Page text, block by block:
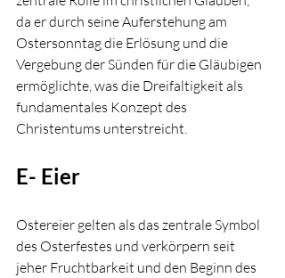
da er durch seine Auferstehung am
Ostersonntag die Erlösung und die
Vergebung der Sünden für die Gläubigen
ermöglichte, was die Dreifaltigkeit als
fundamentales Konzept des
Christentums unterstreicht.
E- Eier
Ostereier gelten als das zentrale Symbol
des Osterfestes und verkörpern seit
jeher Fruchtbarkeit und den Beginn des